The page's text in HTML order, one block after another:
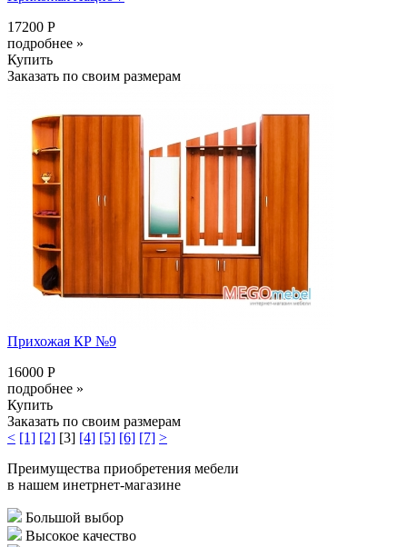
17200 Р
подробнее »
Купить
Заказать по своим размерам
Прихожая КР №9
16000 Р
подробнее »
Купить
Заказать по своим размерам
< [1] [2] [3] [4] [5] [6] [7] >
Преимущества приобретения мебели
в нашем инетрнет-магазине
Большой выбор
Высокое качество